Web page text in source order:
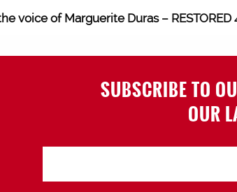
voice of Marguerite Duras – RESTORED
SUBSCRIBE TO
OUR